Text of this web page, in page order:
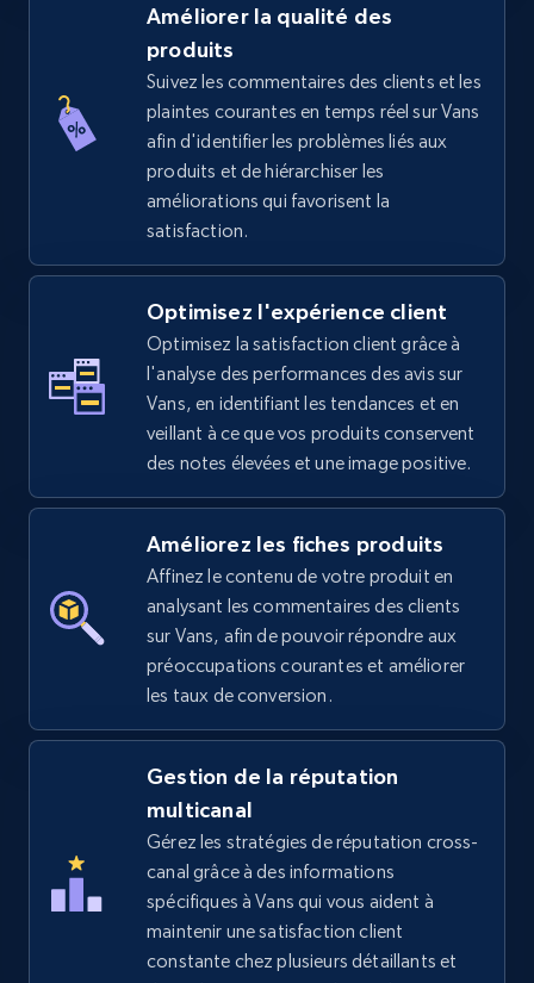
TikTok Shop - Collect TikTok shop products
by keywords search
URL, Title, Available, Description, Currency, Initial
price, Final price, Discount percent, and more.
667+ Commencer
URL, Title, Available, Description, Currency, Initial
price, Final price, Discount percent, and more.
5.4K+ 667+ Commencer
Seller id, URL, Seller name, Description, Detailed
info, Stars, Feedbacks, Return policy, and more.
378+ Commencer
URL, Product id, Title, Seller name, Seller rating,
Seller reviews, Breadcrumbs, Root category, and
more.
359+ Commencer
Améliorer la qualité des
produits
Suivez les commentaires des clients et les
plaintes courantes en temps réel sur Vans
afin d'identifier les problèmes liés aux
produits et de hiérarchiser les
améliorations qui favorisent la
satisfaction.
Optimisez l'expérience client
Optimisez la satisfaction client grâce à
l'analyse des performances des avis sur
Vans, en identifiant les tendances et en
veillant à ce que vos produits conservent
des notes élevées et une image positive.
Améliorez les fiches produits
Affinez le contenu de votre produit en
analysant les commentaires des clients
sur Vans, afin de pouvoir répondre aux
préoccupations courantes et améliorer
les taux de conversion.
Gestion de la réputation
multicanal
Gérez les stratégies de réputation cross-
canal grâce à des informations
spécifiques à Vans qui vous aident à
maintenir une satisfaction client
constante chez plusieurs détaillants et